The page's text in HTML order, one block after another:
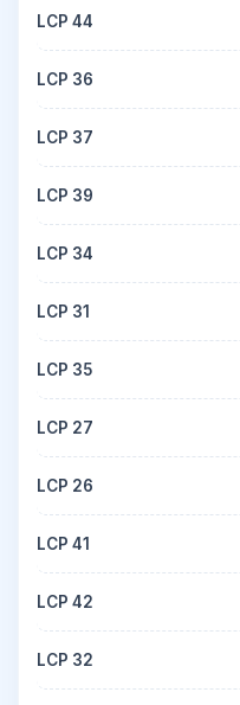
LCP 44
LCP 36
LCP 37
LCP 39
LCP 34
LCP 31
LCP 35
LCP 27
LCP 26
LCP 41
LCP 42
LCP 32